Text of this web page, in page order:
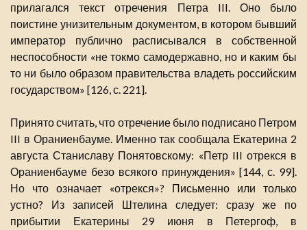
прилагался текст отречения Петра III. Оно было
поистине унизительным документом, в котором бывший
император публично расписывался в собственной
неспособности «не токмо самодержавно, но и каким бы
то ни было образом правительства владеть российским
государством» [126, с. 221].
Принято считать, что отречение было подписано Петром
III в Ораниенбауме. Именно так сообщала Екатерина 2
августа Станиславу Понятовскому: «Петр III отрекся в
Ораниенбауме безо всякого принуждения» [144, с. 99].
Но что означает «отрекся»? Письменно или только
устно? Из записей Штелина следует: сразу же по
прибытии Екатерины 29 июня в Петергоф, в